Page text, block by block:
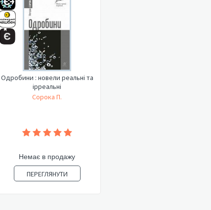
Одробини : новели реальні та
ірреальні
Сорока П.
Немає в продажу
ПЕРЕГЛЯНУТИ